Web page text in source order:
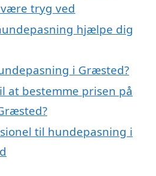
tryg ved
hjælpe dig
i Græsted?
at bestemme prisen på
til hundepasning i